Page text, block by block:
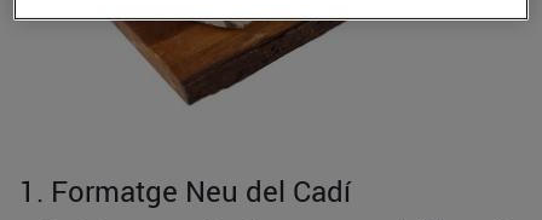
1. Formatge Neu del Cadí